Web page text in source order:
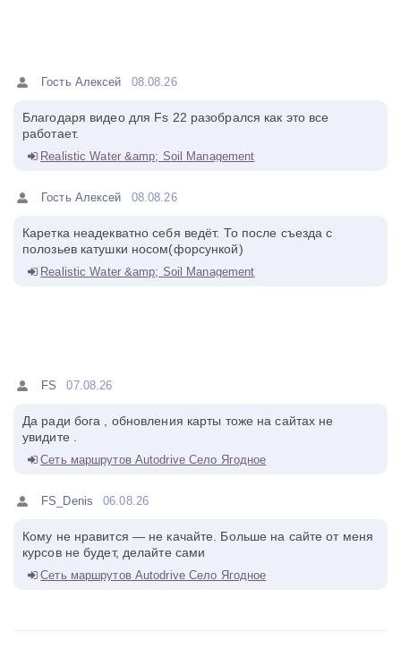
Гость Алексей 08.08.26
Благодаря видео для Fs 22 разобрался как это все
работает.
Realistic Water &amp; Soil Management
Гость Алексей 08.08.26
Каретка неадекватно себя ведёт. То после съезда с
полозьев катушки носом(форсункой)
Realistic Water &amp; Soil Management
FS 07.08.26
Да ради бога , обновления карты тоже на сайтах не
увидите .
Сеть маршрутов Autodrive Село Ягодное
FS_Denis 06.08.26
Кому не нравится — не качайте. Больше на сайте от меня
курсов не будет, делайте сами
Сеть маршрутов Autodrive Село Ягодное